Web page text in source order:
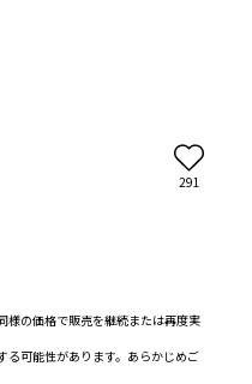
291
の価格で販売を継続または再度実
る可能性があります。あらかじめご